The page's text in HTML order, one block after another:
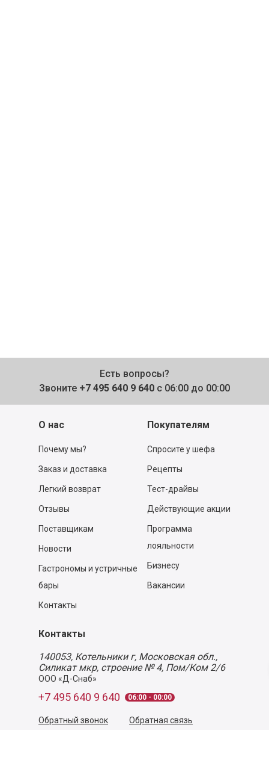
Есть вопросы?
Звоните +7 495 640 9 640 с 06:00 до 00:00
О нас
Почему мы?
Заказ и доставка
Легкий возврат
Отзывы
Поставщикам
Новости
Гастрономы и устричные
бары
Контакты
Покупателям
Спросите у шефа
Рецепты
Тест-драйвы
Действующие акции
Программа
лояльности
Бизнесу
Вакансии
Контакты
140053, Котельники г, Московская обл.,
Силикат мкр, строение № 4, Пом/Ком 2/6
ООО «Д-Снаб»
+7 495 640 9 640 06:00 - 00:00
Обратный звонок Обратная связь